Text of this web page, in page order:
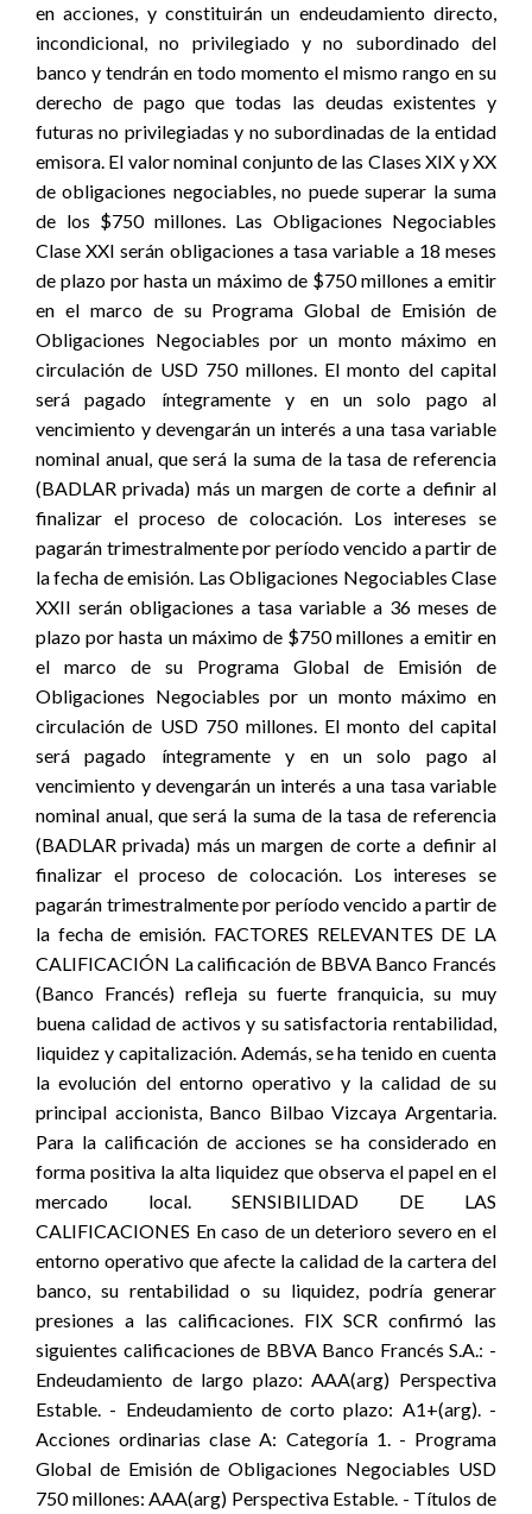
en acciones, y constituirán un endeudamiento directo,
incondicional, no privilegiado y no subordinado del
banco y tendrán en todo momento el mismo rango en su
derecho de pago que todas las deudas existentes y
futuras no privilegiadas y no subordinadas de la entidad
emisora. El valor nominal conjunto de las Clases XIX y XX
de obligaciones negociables, no puede superar la suma
de los $750 millones. Las Obligaciones Negociables
Clase XXI serán obligaciones a tasa variable a 18 meses
de plazo por hasta un máximo de $750 millones a emitir
en el marco de su Programa Global de Emisión de
Obligaciones Negociables por un monto máximo en
circulación de USD 750 millones. El monto del capital
será pagado íntegramente y en un solo pago al
vencimiento y devengarán un interés a una tasa variable
nominal anual, que será la suma de la tasa de referencia
(BADLAR privada) más un margen de corte a definir al
finalizar el proceso de colocación. Los intereses se
pagarán trimestralmente por período vencido a partir de
la fecha de emisión. Las Obligaciones Negociables Clase
XXII serán obligaciones a tasa variable a 36 meses de
plazo por hasta un máximo de $750 millones a emitir en
el marco de su Programa Global de Emisión de
Obligaciones Negociables por un monto máximo en
circulación de USD 750 millones. El monto del capital
será pagado íntegramente y en un solo pago al
vencimiento y devengarán un interés a una tasa variable
nominal anual, que será la suma de la tasa de referencia
(BADLAR privada) más un margen de corte a definir al
finalizar el proceso de colocación. Los intereses se
pagarán trimestralmente por período vencido a partir de
la fecha de emisión. FACTORES RELEVANTES DE LA
CALIFICACIÓN La calificación de BBVA Banco Francés
(Banco Francés) refleja su fuerte franquicia, su muy
buena calidad de activos y su satisfactoria rentabilidad,
liquidez y capitalización. Además, se ha tenido en cuenta
la evolución del entorno operativo y la calidad de su
principal accionista, Banco Bilbao Vizcaya Argentaria.
Para la calificación de acciones se ha considerado en
forma positiva la alta liquidez que observa el papel en el
mercado local. SENSIBILIDAD DE LAS
CALIFICACIONES En caso de un deterioro severo en el
entorno operativo que afecte la calidad de la cartera del
banco, su rentabilidad o su liquidez, podría generar
presiones a las calificaciones. FIX SCR confirmó las
siguientes calificaciones de BBVA Banco Francés S.A.: -
Endeudamiento de largo plazo: AAA(arg) Perspectiva
Estable. - Endeudamiento de corto plazo: A1+(arg). -
Acciones ordinarias clase A: Categoría 1. - Programa
Global de Emisión de Obligaciones Negociables USD
750 millones: AAA(arg) Perspectiva Estable. - Títulos de